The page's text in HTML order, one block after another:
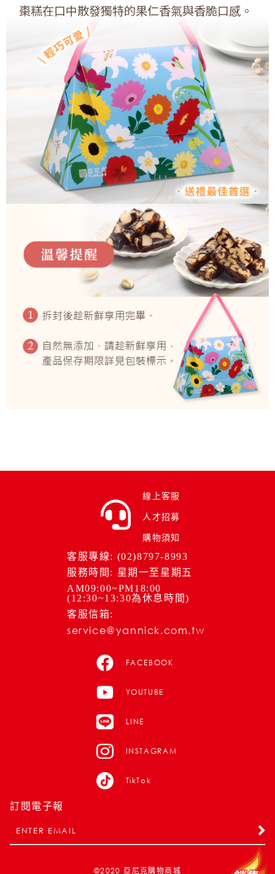
棗糕在口中散發獨特的果仁香氣與香脆口感。
線上客服
人才招募
購物須知
客服專線: (02)8797-8993
服務時間: 星期一至星期五
AM09:00~PM18:00
(12:30~13:30為休息時間)
客服信箱:
service@yannick.com.tw
FACEBOOK
YOUTUBE
LINE
INSTAGRAM
TikTok
訂閱電子報
©2020 亞尼克購物商城